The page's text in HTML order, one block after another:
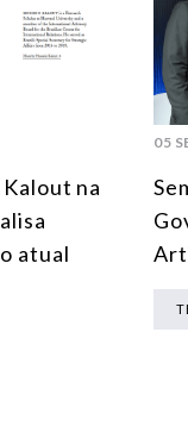
na
atual
05